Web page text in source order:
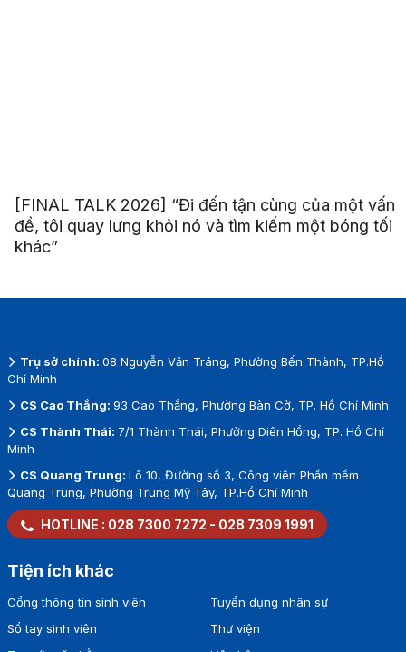
[FINAL TALK 2026] “Đi đến tận cùng của một vấn
đề, tôi quay lưng khỏi nó và tìm kiếm một bóng tối
khác”
Trụ sở chính: 08 Nguyễn Văn Tráng, Phường Bến Thành, TP.Hồ
Chí Minh
CS Cao Thắng: 93 Cao Thắng, Phường Bàn Cờ, TP. Hồ Chí Minh
CS Thành Thái: 7/1 Thành Thái, Phường Diên Hồng, TP. Hồ Chí
Minh
CS Quang Trung: Lô 10, Đường số 3, Công viên Phần mềm
Quang Trung, Phường Trung Mỹ Tây, TP.Hồ Chí Minh
HOTLINE : 028 7300 7272 - 028 7309 1991
Tiện ích khác
Cổng thông tin sinh viên
Sổ tay sinh viên
Tuyển dụng nhân sự
Thư viện